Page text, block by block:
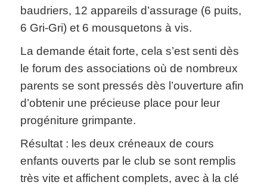
baudriers, 12 appareils d’assurage (6 puits,
6 Gri-Gri) et 6 mousquetons à vis.
La demande était forte, cela s’est senti dès
le forum des associations où de nombreux
parents se sont pressés dès l’ouverture afin
d’obtenir une précieuse place pour leur
progéniture grimpante.
Résultat : les deux créneaux de cours
enfants ouverts par le club se sont remplis
très vite et affichent complets, avec à la clé